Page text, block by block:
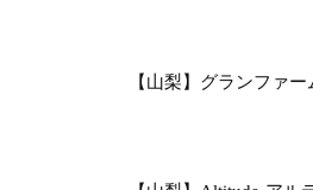
【山梨】グランファ